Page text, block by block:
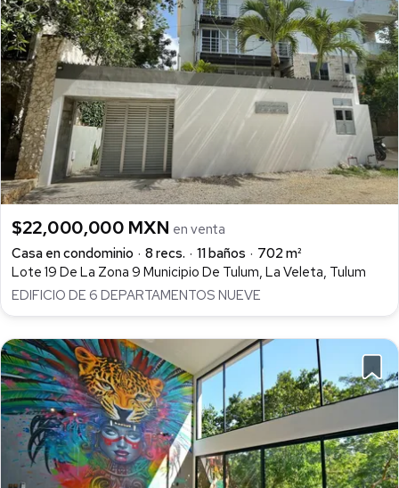
$22,000,000 MXN en venta
Casa en condominio
8 recs. 11 baños
702 m²
Lote 19 De La Zona 9 Municipio De Tulum, La Veleta, Tulum
EDIFICIO DE 6 DEPARTAMENTOS NUEVE